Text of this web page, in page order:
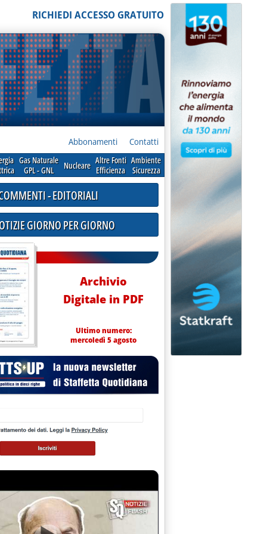
RICHIEDI ACCESSO GRATUITO
Abbonamenti Contatti
Gas Naturale
GPL - GNL
Nucleare Altre Fonti
Efficienza
Ambiente
Sicurezza
- EDITORIALI
GIORNO PER GIORNO
Archivio
Digitale in PDF
Ultimo numero:
mercoledì 5 agosto